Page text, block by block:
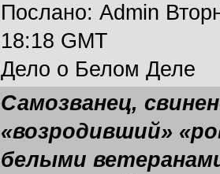
Послано: Admin
18:18 GMT
Дело о Белом Деле
Самозванец,
«возродивший»
белыми